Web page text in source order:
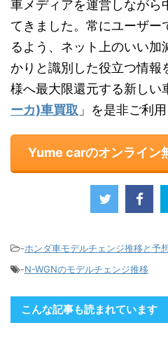
車メディアを運営しながら
てきました。常にユーザー
るよう、ネット上のいい加
かりと識別した役立つ情報
様へ最大限還元する新しい
ーカ)車買取 」を是非ご利用
Yume carのオンライン
-ホンダ車モデルチェンジ推移と予
-N-WGNのモデルチェンジ推移
こんな記事も読まれています